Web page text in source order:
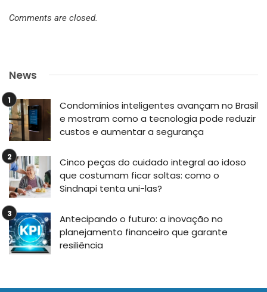
Comments are closed.
News
Condomínios inteligentes avançam no Brasil
e mostram como a tecnologia pode reduzir
custos e aumentar a segurança
Cinco peças do cuidado integral ao idoso
que costumam ficar soltas: como o
Sindnapi tenta uni-las?
Antecipando o futuro: a inovação no
planejamento financeiro que garante
resiliência